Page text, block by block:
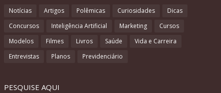
Notícias Artigos Polêmicas Curiosidades
Dicas
Concursos
Inteligência Artificial Marketing
Cursos
Modelos
Filmes Livros Saúde
Vida e Carreira
Entrevistas
Planos Previdenciário
PESQUISE AQUI